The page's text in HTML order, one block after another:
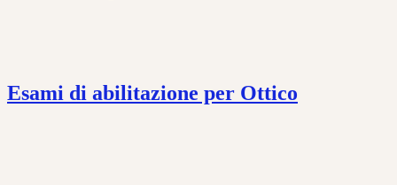
Esami di abilitazione per Ottico